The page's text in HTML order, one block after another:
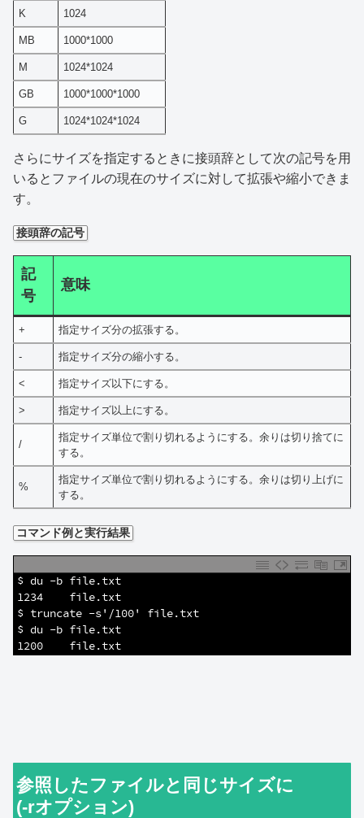
K 1024
MB 1000*1000
M 1024*1024
GB 1000*1000*1000
G 1024*1024*1024
さらにサイズを指定するときに接頭辞として次の記号を用
いるとファイルの現在のサイズに対して拡張や縮小できま
す。
接頭辞の記号
記
号
意味
+ 指定サイズ分の拡張する。
- 指定サイズ分の縮小する。
< 指定サイズ以下にする。
> 指定サイズ以上にする。
/
指定サイズ単位で割り切れるようにする。余りは切り捨てに
する。
%
指定サイズ単位で割り切れるようにする。余りは切り上げに
する。
コマンド例と実行結果
$ du -b file.txt
1234    file.txt
$ truncate -s'/100' file.txt
$ du -b file.txt
1200    file.txt
参照したファイルと同じサイズに
(-rオプション)